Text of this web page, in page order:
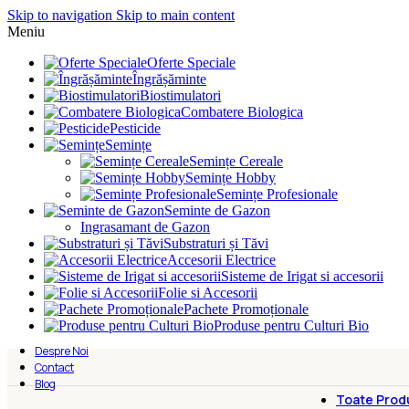
Skip to navigation Skip to main content
Meniu
Oferte Speciale
Îngrășăminte
Biostimulatori
Combatere Biologica
Pesticide
Semințe
Semințe Cereale
Semințe Hobby
Semințe Profesionale
Seminte de Gazon
Ingrasamant de Gazon
Substraturi și Tăvi
Accesorii Electrice
Sisteme de Irigat si accesorii
Folie si Accesorii
Pachete Promoționale
Produse pentru Culturi Bio
Despre Noi
Contact
Blog
Toate